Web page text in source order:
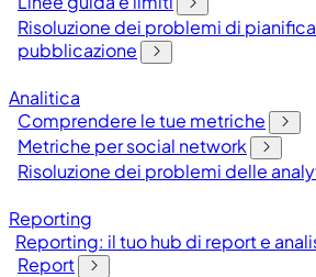
Risoluzione dei problemi di
pubblicazione
Analitica
Comprendere le tue metriche
Metriche per social network
Risoluzione dei problemi delle
Reporting
Reporting: il tuo hub di report e
Report